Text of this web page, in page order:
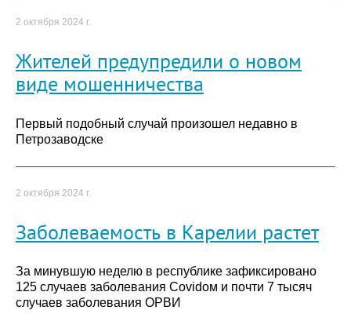
2 октября 2024 г.
Жителей предупредили о новом
виде мошенничества
Первый подобный случай произошел недавно в
Петрозаводске
2 октября 2024 г.
Заболеваемость в Карелии растет
За минувшую неделю в республике зафиксировано
125 случаев заболевания Covidом и почти 7 тысяч
случаев заболевания ОРВИ